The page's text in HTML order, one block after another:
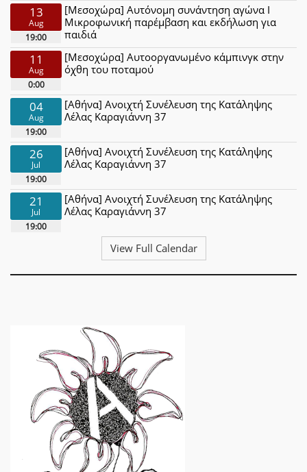
13
Aug
19:00
[Μεσοχώρα] Αυτόνομη συνάντηση αγώνα Ι
Μικροφωνική παρέμβαση και εκδήλωση για
παιδιά
11
Aug
0:00
[Μεσοχώρα] Αυτοοργανωμένο κάμπινγκ στην
όχθη του ποταμού
04
Aug
19:00
[Αθήνα] Ανοιχτή Συνέλευση της Κατάληψης
Λέλας Καραγιάννη 37
26
Jul
19:00
[Αθήνα] Ανοιχτή Συνέλευση της Κατάληψης
Λέλας Καραγιάννη 37
21
Jul
19:00
[Αθήνα] Ανοιχτή Συνέλευση της Κατάληψης
Λέλας Καραγιάννη 37
View Full Calendar